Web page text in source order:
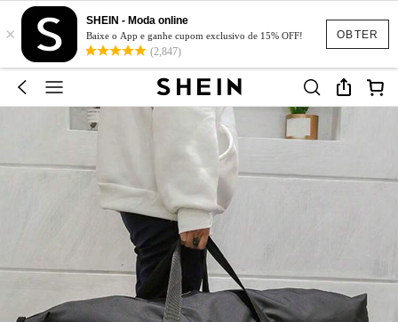
OBTER
×
SHEIN - Moda online
Baixe o App e ganhe cupom exclusivo de 15% OFF!
(2,847)